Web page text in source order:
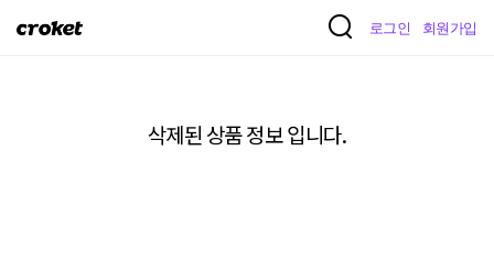
크
로그인 회원가입
삭제된 상품 정보 입니다.